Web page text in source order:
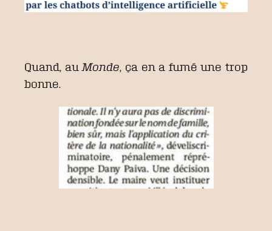
Quand, au Monde , ça en a fumé une trop
bonne.